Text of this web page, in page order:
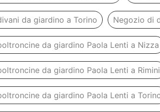
da giardino a Torino Negozio di
da giardino Paola Lenti a Nizza
da giardino Paola Lenti a Rimini
da giardino Paola Lenti a